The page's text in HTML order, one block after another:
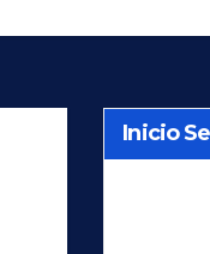
Inicio